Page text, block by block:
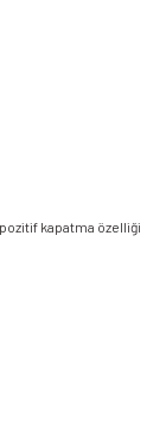
kapatma özelliği